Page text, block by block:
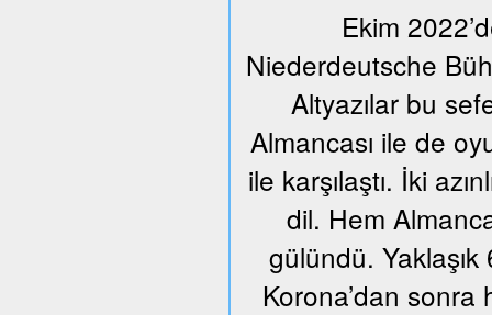
Ekim
Niederdeutsche
Altyazılar bu
Almancası ile de
ile karşılaştı. İki
dil. Hem
gülündü. Yaklaşık
Korona’dan